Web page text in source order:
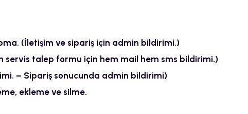
(İletişim ve sipariş için admin bildirimi.)
servis talep formu için hem mail hem sms bildirimi.)
– Sipariş sonucunda admin bildirimi)
ekleme ve silme.